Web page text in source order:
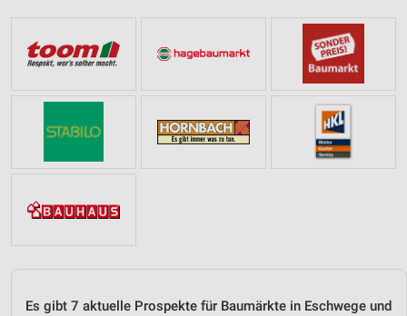
Es gibt 7 aktuelle Prospekte für Baumärkte in Eschwege und